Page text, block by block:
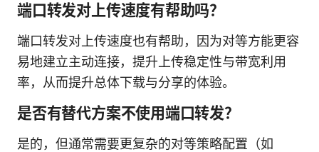
端口转发对上传速度有帮助吗？
端口转发对上传速度也有帮助，因为对等方能更容
易地建立主动连接，提升上传稳定性与带宽利用
率，从而提升总体下载与分享的体验。
是否有替代方案不使用端口转发？
是的，但通常需要更复杂的对等策略配置（如